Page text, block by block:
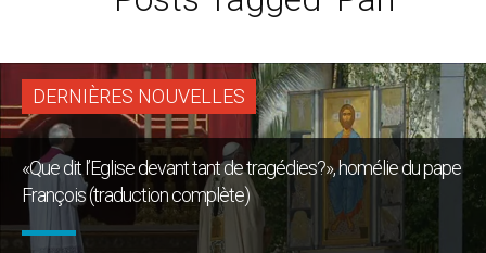
DERNIÈRES NOUVELLES
«Que dit l’Eglise devant tant de tragédies?», homélie du pape
François (traduction complète)